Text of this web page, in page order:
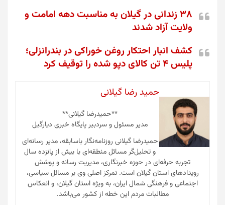
۳۸ زندانی در گیلان به مناسبت دهه امامت و
ولایت آزاد شدند
کشف انبار احتکار روغن خوراکی در بندرانزلی؛
پلیس ۴ تن کالای دپو شده را توقیف کرد
حمید رضا گیلانی
**حمیدرضا گیلانی**
مدیر مسئول و سردبیر پایگاه خبری دیارگیل
حمیدرضا گیلانی روزنامه‌نگار باسابقه، مدیر رسانه‌ای
و تحلیل‌گر مسائل منطقه‌ای با بیش از پانزده سال
تجربه حرفه‌ای در حوزه خبرنگاری، مدیریت رسانه و پوشش
رویدادهای استان گیلان است. تمرکز اصلی وی بر مسائل سیاسی،
اجتماعی و فرهنگی شمال ایران، به ویژه استان گیلان، و انعکاس
مطالبات مردم این خطه از کشور می‌باشد.